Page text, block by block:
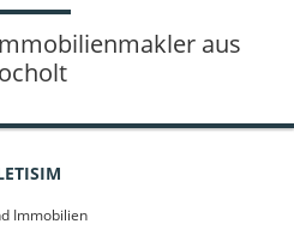
aus
Immobilien